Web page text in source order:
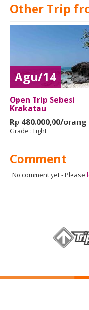
Other Trip
Agu/14
Open Trip Sebesi
Krakatau
Rp 480.000,00/orang
Grade : Light
Comment
No comment yet-Please